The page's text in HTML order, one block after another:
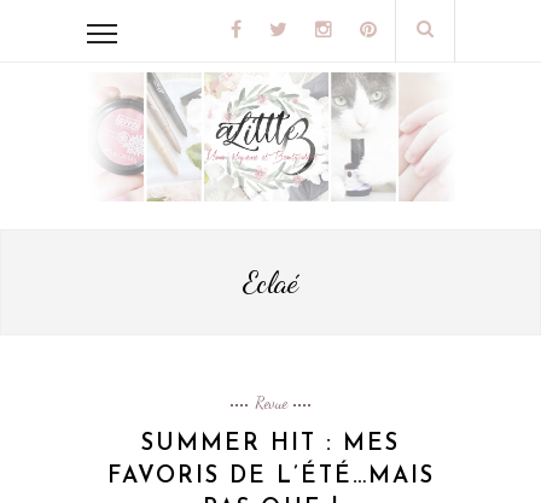
Eclaé
Revue
SUMMER HIT : MES
FAVORIS DE L’ÉTÉ…MAIS